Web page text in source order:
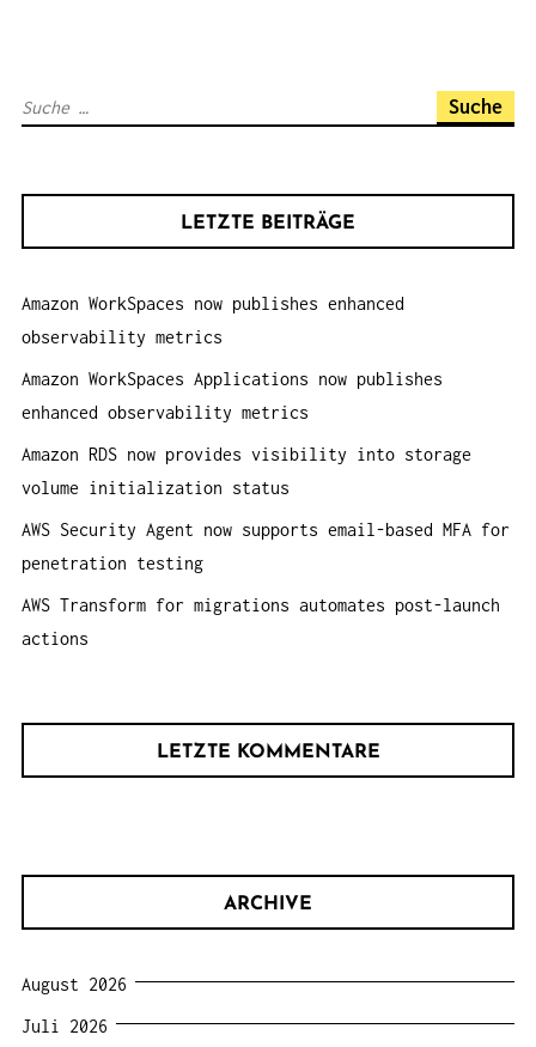
V
T
S
a
c
h
:
LETZTE BEITRÄGE
Amazon WorkSpaces now publishes enhanced
observability metrics
Amazon WorkSpaces Applications now publishes
enhanced observability metrics
Amazon RDS now provides visibility into storage
volume initialization status
AWS Security Agent now supports email-based MFA for
penetration testing
AWS Transform for migrations automates post-launch
actions
LETZTE KOMMENTARE
ARCHIVE
August 2026
Juli 2026